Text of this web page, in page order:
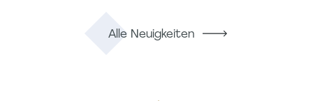
Alle Neuigkeiten